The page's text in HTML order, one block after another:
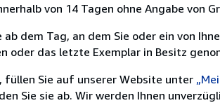
von 14 Tagen ohne Angabe von
dem Tag, an dem Sie oder ein von
oder das letzte Exemplar in Besitz
Sie auf unserer Website unter
Sie sie ab. Wir werden Ihnen